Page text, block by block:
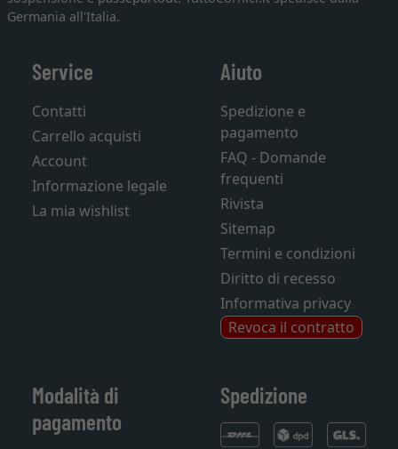
Germania all'Italia.
Service
Contatti
Carrello acquisti
Account
Informazione legale
La mia wishlist
Aiuto
Spedizione e
pagamento
FAQ - Domande
frequenti
Rivista
Sitemap
Termini e condizioni
Diritto di recesso
Informativa privacy
Revoca il contratto
Modalità di
pagamento
Spedizione